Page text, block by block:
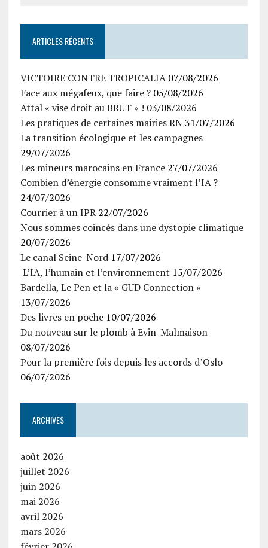
ARTICLES RÉCENTS
VICTOIRE CONTRE TROPICALIA 07/08/2026
Face aux mégafeux, que faire ? 05/08/2026
Attal « vise droit au BRUT » ! 03/08/2026
Les pratiques de certaines mairies RN 31/07/2026
La transition écologique et les campagnes
29/07/2026
Les mineurs marocains en France 27/07/2026
Combien d’énergie consomme vraiment l’IA ?
24/07/2026
Courrier à un IPR 22/07/2026
Nous sommes coincés dans une dystopie climatique
20/07/2026
Le canal Seine-Nord 17/07/2026
L’IA, l’humain et l’environnement 15/07/2026
Bardella, Le Pen et la « GUD Connection »
13/07/2026
Des livres en poche 10/07/2026
Du nouveau sur le plomb à Evin-Malmaison
08/07/2026
Pour la première fois depuis les accords d’Oslo
06/07/2026
ARCHIVES
août 2026
juillet 2026
juin 2026
mai 2026
avril 2026
mars 2026